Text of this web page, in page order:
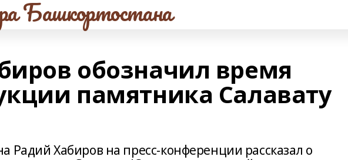
Башкортостана
обозначил время
памятника Салавату
Радий Хабиров на пресс-конференции рассказал о